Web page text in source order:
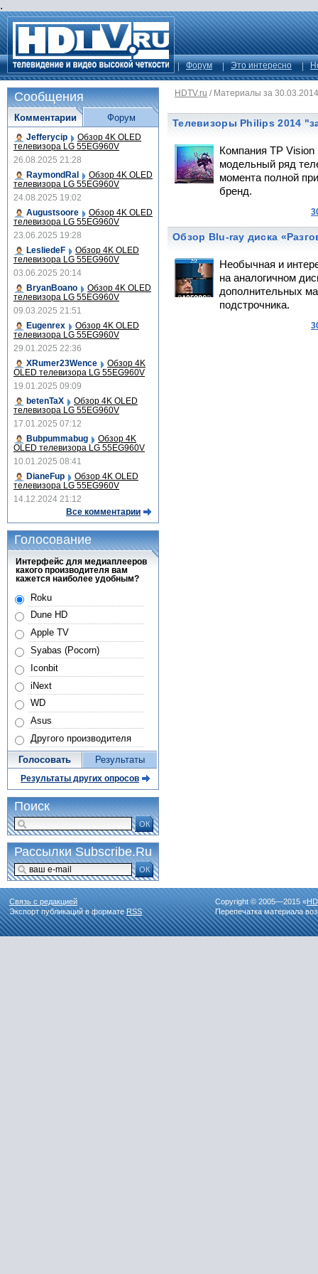
.
Форум Это интересно
HDTV.ru / Материалы за 30.03.2014
Телевизоры Philips 2014
Компания TP Vision
модельный ряд
момента полной
бренд.
Обзор Blu-ray диска
Необычная и
на аналогичном
дополнительных
подстрочника.
Сообщения
Комментарии
Jefferycip Обзор 4K OLED
телевизора LG 55EG960V
26.08.2025 21:28
RaymondRal
Обзор 4K OLED
телевизора LG 55EG960V
24.08.2025 19:02
Augustsoore
Обзор 4K OLED
телевизора LG 55EG960V
23.06.2025 19:28
LesliedeF
Обзор 4K OLED
телевизора LG 55EG960V
03.06.2025 20:14
BryanBoano
Обзор 4K OLED
телевизора LG 55EG960V
09.03.2025 21:51
Eugenrex
Обзор 4K OLED
телевизора LG 55EG960V
29.01.2025 22:36
XRumer23Wence
Обзор 4K
OLED телевизора LG 55EG960V
19.01.2025 09:09
betenTaX
Обзор 4K OLED
телевизора LG 55EG960V
17.01.2025 07:12
Bubpummabug
Обзор 4K
OLED телевизора LG 55EG960V
10.01.2025 08:41
DianeFup
Обзор 4K OLED
телевизора LG 55EG960V
14.12.2024 21:12
Все комментарии
Форум
Голосование
Интерфейс для медиаплееров
какого производителя вам
кажется наиболее удобным?
Roku
Dune HD
Apple TV
Syabas (Pocorn)
Iconbit
iNext
WD
Asus
Другого производителя
Голосовать Результаты
Результаты других опросов
Поиск
ОК
Рассылки Subscribe.Ru
ОК
Связь с редакцией
Экспорт публикаций в форматеRSS
Copyright © 2005—2015 «
Перепечатка материала